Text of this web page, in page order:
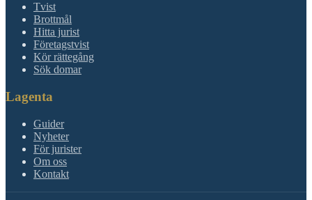
Tvist
Brottmål
Hitta jurist
Företagstvist
Kör rättegång
Sök domar
Lagenta
Guider
Nyheter
För jurister
Om oss
Kontakt